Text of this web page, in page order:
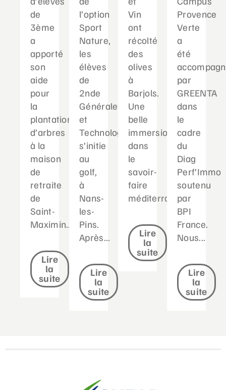
de
3ème
a
apporté
son
aide
pour
la
plantation
d’arbres
à la
maison
de
retraite
de
Saint-
Maximin....
Lire
la
suite
l’option
Sport
Nature,
les
élèves
de
2nde
Générale
et
Technologique
s’initie
au
golf,
à
Nans-
les-
Pins.
Après...
Lire
la
suite
Vin
ont
récolté
des
olives
à
Barjols.
Une
belle
immersion
dans
le
savoir-
faire
méditerranéen...
Lire
la
suite
Provence
Verte
a
été
par
GREENTA
dans
le
cadre
du
Diag
Perf’Immo
soutenu
par
BPI
France.
Nous...
Lire
la
suite